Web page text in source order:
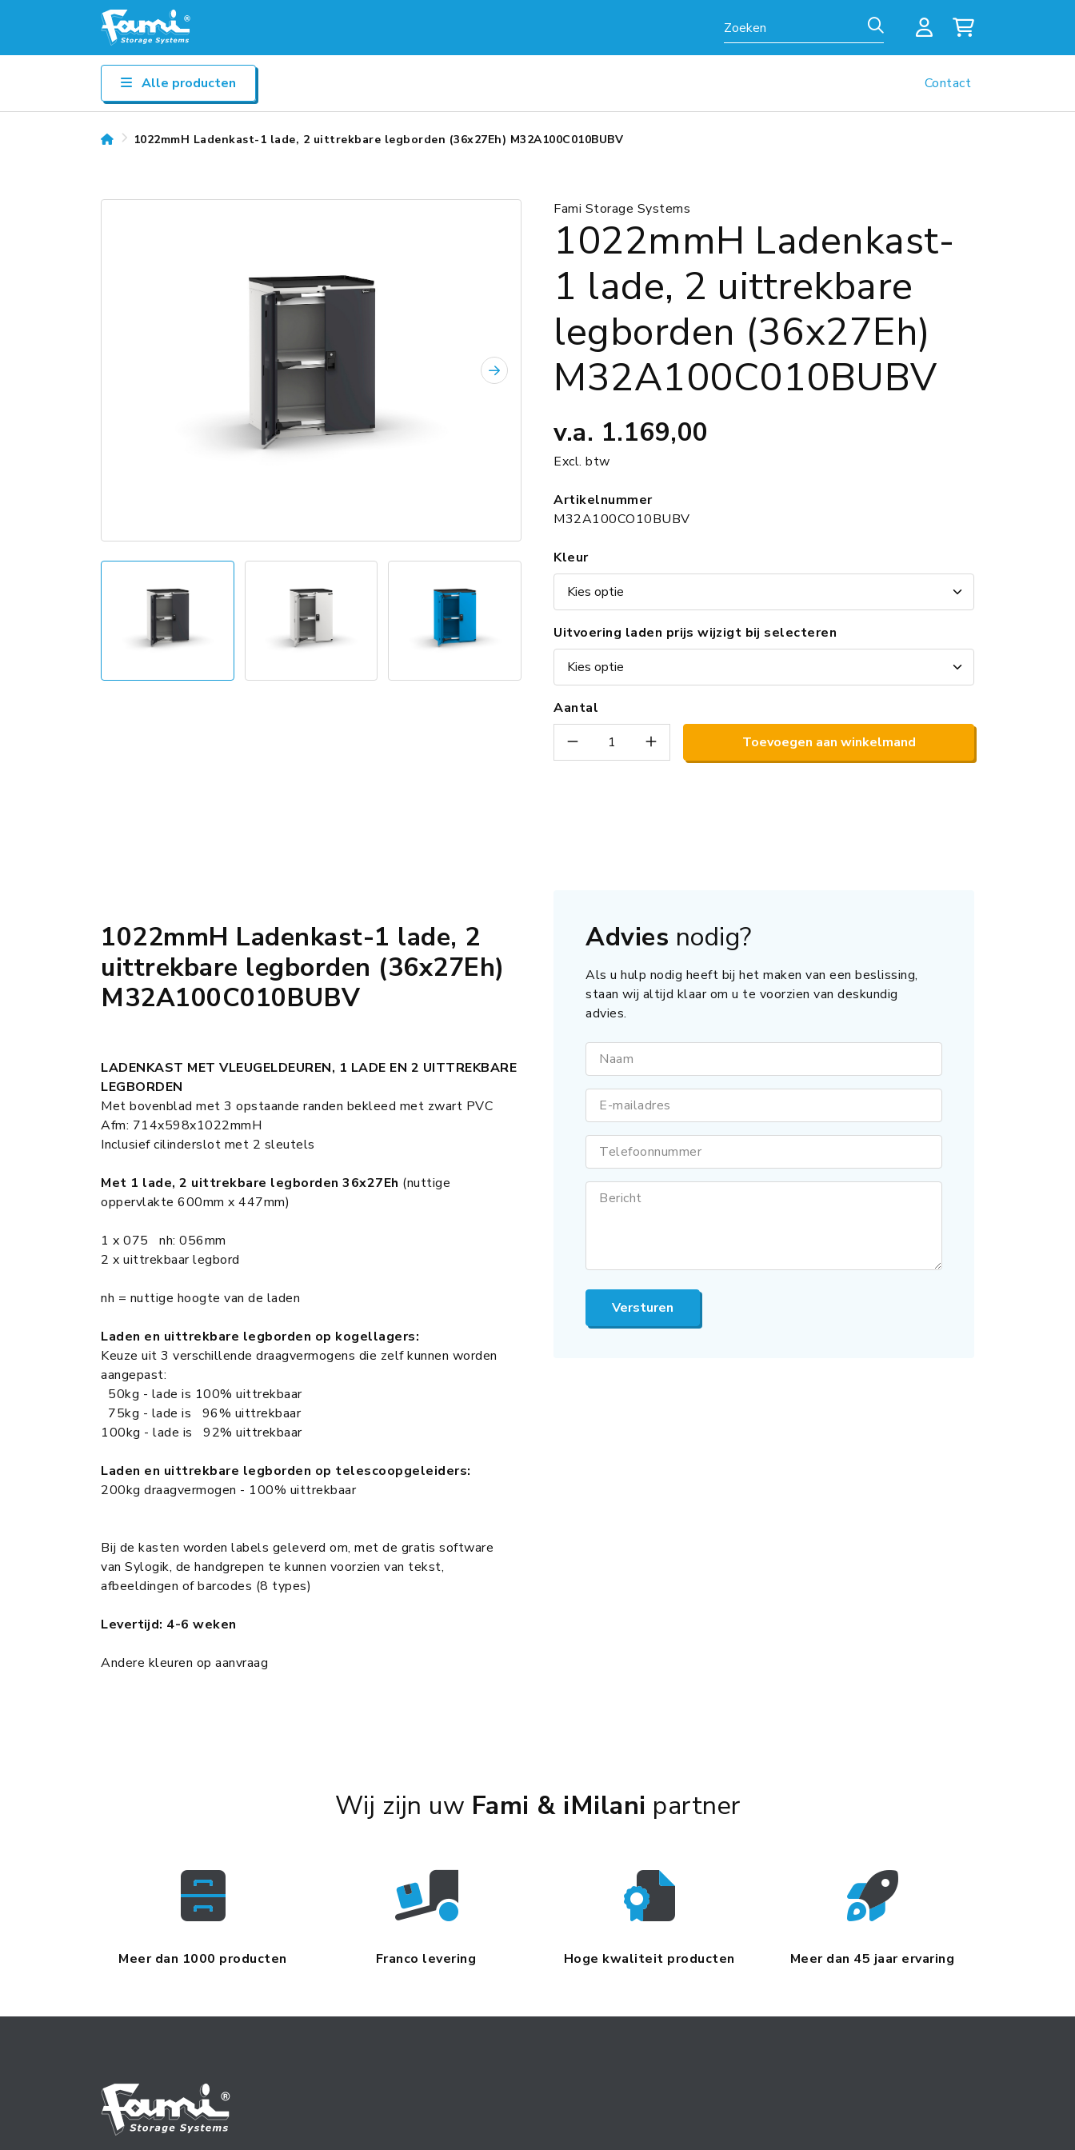
Zoeken
Alle producten Contact
1022mmH Ladenkast-1 lade, 2 uittrekbare legborden (36x27Eh) M32A100C010BUBV
Fami Storage Systems
1022mmH Ladenkast-
1 lade, 2 uittrekbare
legborden (36x27Eh)
M32A100C010BUBV
v.a. 1.169,00
Excl. btw
Artikelnummer
M32A100CO10BUBV
Kleur
Uitvoering laden prijs wijzigt bij selecteren
Aantal
Toevoegen aan winkelmand
1022mmH Ladenkast-1 lade, 2
uittrekbare legborden (36x27Eh)
M32A100C010BUBV
LADENKAST MET VLEUGELDEUREN, 1 LADE EN 2 UITTREKBARE
LEGBORDEN
Met bovenblad met 3 opstaande randen bekleed met zwart PVC
Afm: 714x598x1022mmH
Inclusief cilinderslot met 2 sleutels
Met 1 lade, 2 uittrekbare legborden 36x27Eh (nuttige
oppervlakte 600mm x 447mm)
1 x 075 nh: 056mm
2 x uittrekbaar legbord
nh = nuttige hoogte van de laden
Laden en uittrekbare legborden op kogellagers:
Keuze uit 3 verschillende draagvermogens die zelf kunnen worden
aangepast:
50kg - lade is 100% uittrekbaar
75kg - lade is 96% uittrekbaar
100kg - lade is 92% uittrekbaar
Laden en uittrekbare legborden op telescoopgeleiders:
200kg draagvermogen - 100% uittrekbaar
Bij de kasten worden labels geleverd om, met de gratis software
van Sylogik, de handgrepen te kunnen voorzien van tekst,
afbeeldingen of barcodes (8 types)
Levertijd: 4-6 weken
Andere kleuren op aanvraag
Advies nodig?
Als u hulp nodig heeft bij het maken van een beslissing,
staan wij altijd klaar om u te voorzien van deskundig
advies.
Naam
E-mailadres
Telefoonnummer
Bericht
Versturen
Wij zijn uw Fami & iMilani partner
Meer dan 1000 producten Franco levering Hoge kwaliteit producten Meer dan 45 jaar ervaring